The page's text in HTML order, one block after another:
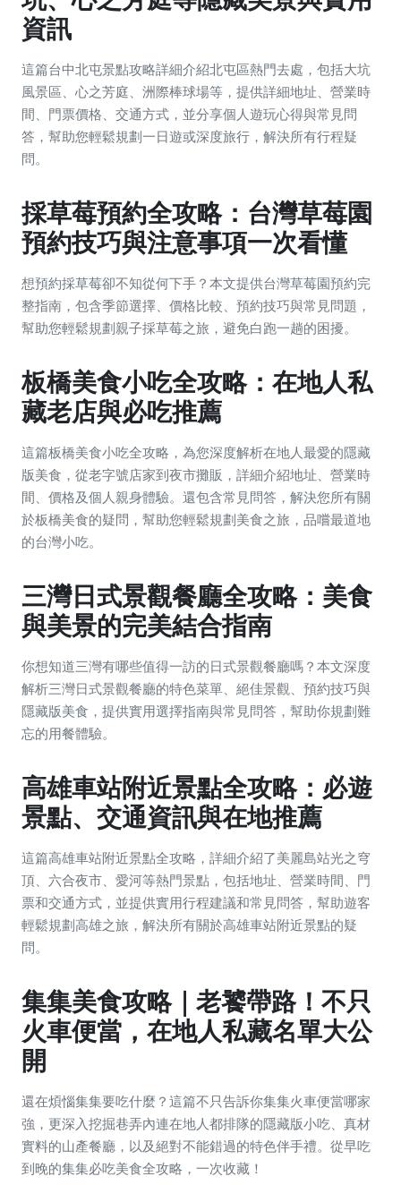
資訊
這篇台中北屯景點攻略詳細介紹北屯區熱門去處，包括大坑
風景區、心之芳庭、洲際棒球場等，提供詳細地址、營業時
間、門票價格、交通方式，並分享個人遊玩心得與常見問
答，幫助您輕鬆規劃一日遊或深度旅行，解決所有行程疑
問。
採草莓預約全攻略：台灣草莓園
預約技巧與注意事項一次看懂
想預約採草莓卻不知從何下手？本文提供台灣草莓園預約完
整指南，包含季節選擇、價格比較、預約技巧與常見問題，
幫助您輕鬆規劃親子採草莓之旅，避免白跑一趟的困擾。
板橋美食小吃全攻略：在地人私
藏老店與必吃推薦
這篇板橋美食小吃全攻略，為您深度解析在地人最愛的隱藏
版美食，從老字號店家到夜市攤販，詳細介紹地址、營業時
間、價格及個人親身體驗。還包含常見問答，解決您所有關
於板橋美食的疑問，幫助您輕鬆規劃美食之旅，品嚐最道地
的台灣小吃。
三灣日式景觀餐廳全攻略：美食
與美景的完美結合指南
你想知道三灣有哪些值得一訪的日式景觀餐廳嗎？本文深度
解析三灣日式景觀餐廳的特色菜單、絕佳景觀、預約技巧與
隱藏版美食，提供實用選擇指南與常見問答，幫助你規劃難
忘的用餐體驗。
高雄車站附近景點全攻略：必遊
景點、交通資訊與在地推薦
這篇高雄車站附近景點全攻略，詳細介紹了美麗島站光之穹
頂、六合夜市、愛河等熱門景點，包括地址、營業時間、門
票和交通方式，並提供實用行程建議和常見問答，幫助遊客
輕鬆規劃高雄之旅，解決所有關於高雄車站附近景點的疑
問。
集集美食攻略｜老饕帶路！不只
火車便當，在地人私藏名單大公
開
還在煩惱集集要吃什麼？這篇不只告訴你集集火車便當哪家
強，更深入挖掘巷弄內連在地人都排隊的隱藏版小吃、真材
實料的山產餐廳，以及絕對不能錯過的特色伴手禮。從早吃
到晚的集集必吃美食全攻略，一次收藏！